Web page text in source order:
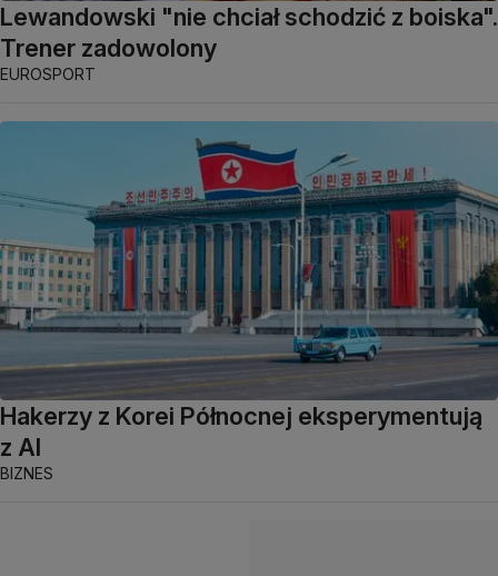
Lewandowski "nie chciał schodzić z boiska".
Trener zadowolony
EUROSPORT
Hakerzy z Korei Północnej eksperymentują
z AI
BIZNES